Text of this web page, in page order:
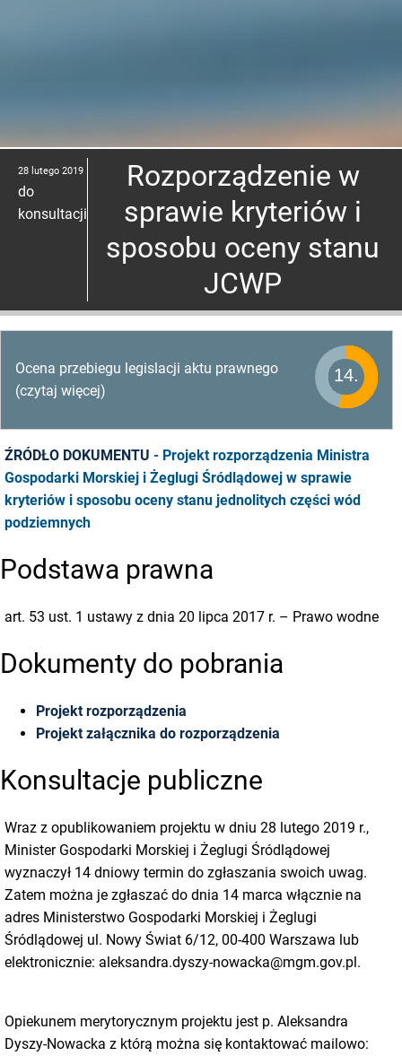
28 lutego 2019
do
konsultacji
Rozporządzenie w
sprawie kryteriów i
sposobu oceny stanu
JCWP
Ocena przebiegu legislacji aktu prawnego
(czytaj więcej)
ŹRÓDŁO DOKUMENTU - Projekt rozporządzenia Ministra
Gospodarki Morskiej i Żeglugi Śródlądowej w sprawie
kryteriów i sposobu oceny stanu jednolitych części wód
podziemnych
Podstawa prawna
art. 53 ust. 1 ustawy z dnia 20 lipca 2017 r. – Prawo wodne
Dokumenty do pobrania
Projekt rozporządzenia
Projekt załącznika do rozporządzenia
Konsultacje publiczne
Wraz z opublikowaniem projektu w dniu 28 lutego 2019 r.,
Minister Gospodarki Morskiej i Żeglugi Śródlądowej
wyznaczył 14 dniowy termin do zgłaszania swoich uwag.
Zatem można je zgłaszać do dnia 14 marca włącznie na
adres Ministerstwo Gospodarki Morskiej i Żeglugi
Śródlądowej ul. Nowy Świat 6/12, 00-400 Warszawa lub
elektronicznie: aleksandra.dyszy-nowacka@mgm.gov.pl.
Opiekunem merytorycznym projektu jest p. Aleksandra
Dyszy-Nowacka z którą można się kontaktować mailowo: